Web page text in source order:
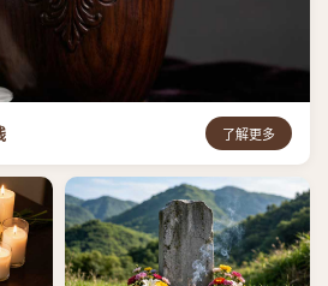
了解更多